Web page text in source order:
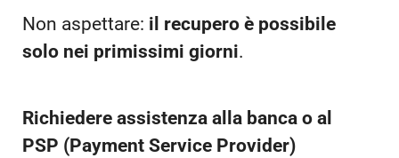
Non aspettare: il recupero è possibile
solo nei primissimi giorni.
Richiedere assistenza alla banca o al
PSP (Payment Service Provider)